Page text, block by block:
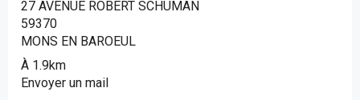
27 AVENUE ROBERT SCHUMAN
59370
MONS EN BAROEUL
À 1.9km
Envoyer un mail